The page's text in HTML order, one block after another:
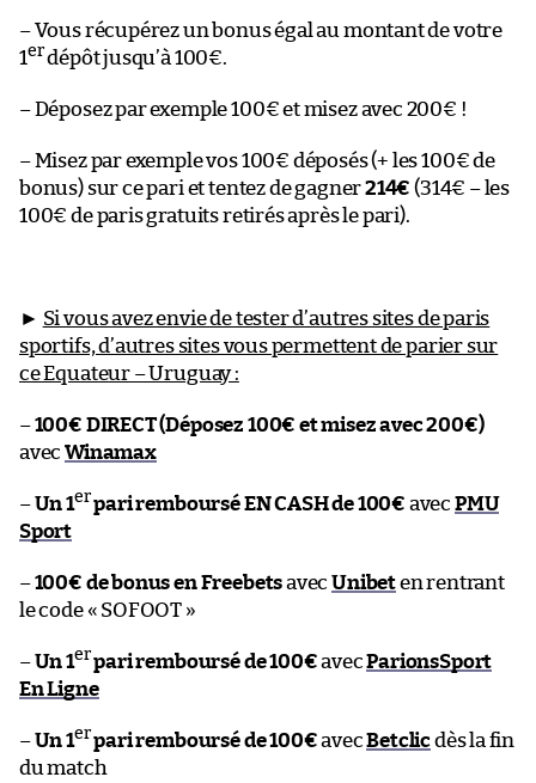
– Vous récupérez un bonus égal au montant de votre
1erdépôt jusqu’à 100€.
– Déposez par exemple 100€ et misez avec 200€ !
– Misez par exemple vos 100€ déposés (+ les 100€ de
bonus) sur ce pari et tentez de gagner214€ (314€ – les
100€ de paris gratuits retirés après le pari).
► Si vous avez envie de tester d’autres sites de paris
sportifs, d’autres sites vous permettent de parier sur
ce Equateur – Uruguay :
–100€ DIRECT (Déposez 100€ et misez avec 200€)
avecWinamax
–Un 1erpari remboursé EN CASH de 100€ avec PMU
Sport
–100€ de bonus en FreebetsavecUnibeten rentrant
le code « SOFOOT »
–Un 1erpari remboursé de 100€avecParionsSport
En Ligne
–Un 1erpari remboursé de 100€avecBetclicdès la fin
du match